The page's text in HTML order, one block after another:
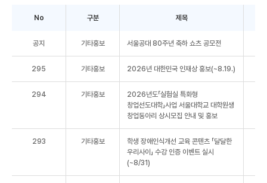
No 구분 제목
공지 기타홍보 서울공대 80주년 축하 쇼츠 공모전
295 기타홍보 2026년 대한민국 인재상 홍보(~8.19.)
294 기타홍보
2026년도「실험실 특화형
창업선도대학」사업 서울대학교 대학원생
창업동아리 상시모집 안내 및 홍보
293 기타홍보
학생 장애인식개선 교육 콘텐츠 「달달한
우리사이」 수강 인증 이벤트 실시
(~8/31)